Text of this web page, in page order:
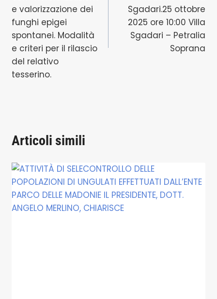
e valorizzazione dei
funghi epigei
spontanei. Modalità
e criteri per il rilascio
del relativo
tesserino.
Sgadari.25 ottobre
2025 ore 10:00 Villa
Sgadari – Petralia
Soprana
Articoli simili